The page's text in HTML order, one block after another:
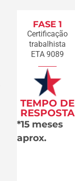
FASE 1
Certificação
trabalhista
ETA 9089
TEMPO DE
RESPOSTA
*15 meses
aprox.